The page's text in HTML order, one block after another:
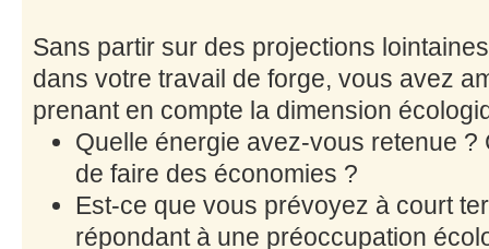
Sans partir sur des projections
dans votre travail de forge, vous avez
prenant en compte la dimension
Quelle énergie avez-vous retenue
de faire des économies ?
Est-ce que vous prévoyez à court
répondant à une préoccupation